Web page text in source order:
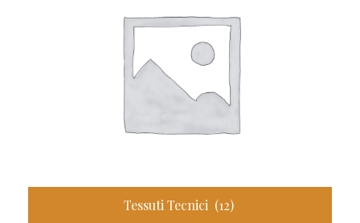
Tessuti Tecnici (12)